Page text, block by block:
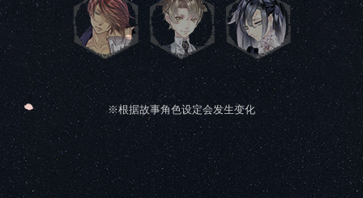
※根据故事角色设定会发生变化